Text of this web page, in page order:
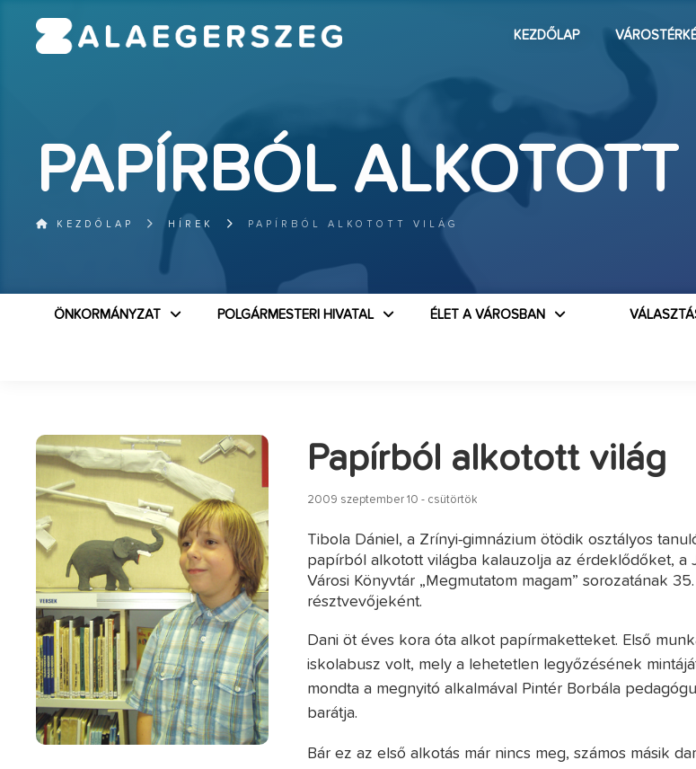
KEZDŐLAP
PAPÍRBÓL
KEZDŐLAP HÍREK PAPÍRBÓL ALKOTOTT VILÁG
ÖNKORMÁNYZAT POLGÁRMESTERI HIVATAL ÉLET A VÁROSBAN
Papírból alkotott világ
2009 szeptember 10 - csütörtök
Tibola Dániel, a Zrínyi-gimnázium ötödik osztályos
papírból alkotott világba kalauzolja az érdeklődőket, a
Városi Könyvtár „Megmutatom magam” sorozatának 35.
résztvevőjeként.
Dani öt éves kora óta alkot papírmaketteket. Első
iskolabusz volt, mely a lehetetlen legyőzésének
mondta a megnyitó alkalmával Pintér Borbála
barátja.
Bár ez az első alkotás már nincs meg, számos másik